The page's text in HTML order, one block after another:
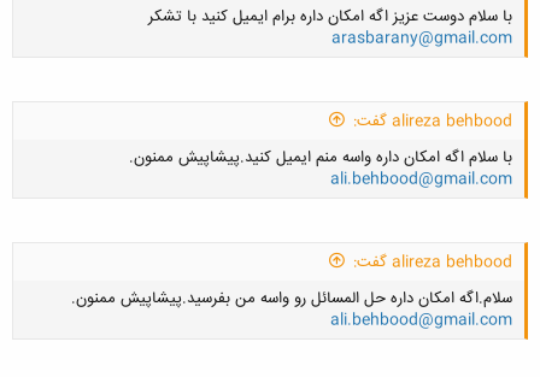
با سلام دوست عزيز اگه امكان داره برام ايميل كنيد با تشكر
arasbarany@gmail.com
کلیک کنید تا باز شود...
alireza behbood گفت:
با سلام اگه امکان داره واسه منم ایمیل کنید.پیشاپیش ممنون.
ali.behbood@gmail.com
کلیک کنید تا باز شود...
alireza behbood گفت:
سلام.اگه امکان داره حل المسائل رو واسه من بفرسید.پیشاپیش ممنون.
ali.behbood@gmail.com